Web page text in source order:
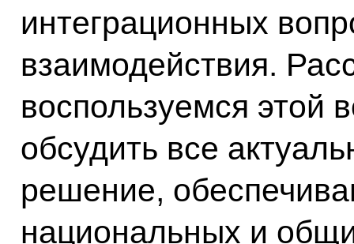
интеграционных
взаимодействия.
воспользуемся этой
обсудить все
решение,
национальных и